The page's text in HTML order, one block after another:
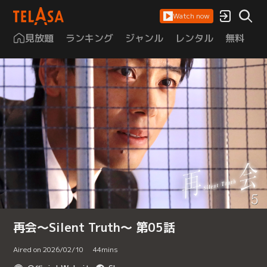
Watch now
見放題 ランキング ジャンル レンタル 無料
再会～Silent Truth～ 第05話
Aired on 2026/02/10 44mins